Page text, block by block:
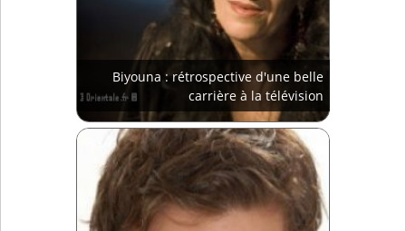
Biyouna : rétrospective d'une belle
carrière à la télévision